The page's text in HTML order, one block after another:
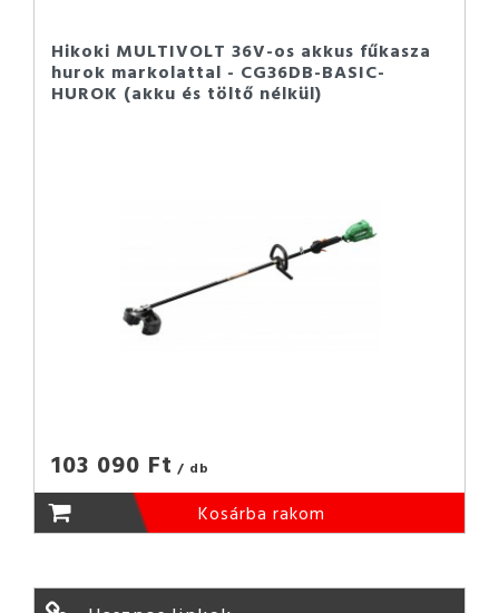
Hikoki MULTIVOLT 36V-os akkus fűkasza
hurok markolattal - CG36DB-BASIC-
HUROK (akku és töltő nélkül)
103 090 Ft / db
Kosárba rakom